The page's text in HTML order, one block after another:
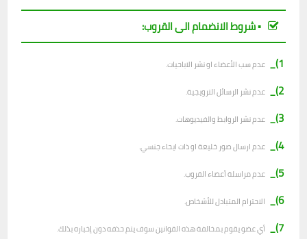
▪︎ شروط الانضمام الى القروب:
1)_
عدم سب الأعضاء او نشر الاباحيات.
2)_ عدم نشر الرسائل الترويجية.
3)_ عدم نشر الروابط والفيديوهات.
4)_ عدم ارسال صور خليعة او ذات ايحاء جنسي.
5)_ عدم مراسلة أعضاء القروب.
6)_ الاحترام المتبادل للأشخاص.
7)_ أي عضو يقوم بمخالفة هذه القوانين سوف يتم حذفه دون إخباره بذلك.